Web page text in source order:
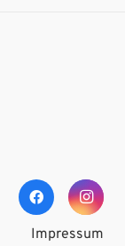
Impressum